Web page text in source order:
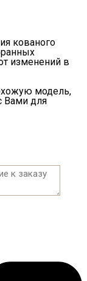
кованого
изменений в
модель,
Вами для